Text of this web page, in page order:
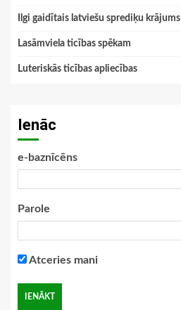
Ilgi gaidītais latviešu sprediķu krājums
Lasāmviela ticības spēkam
Luteriskās ticības apliecības
Ienāc
e-baznīcēns
Parole
Atceries mani